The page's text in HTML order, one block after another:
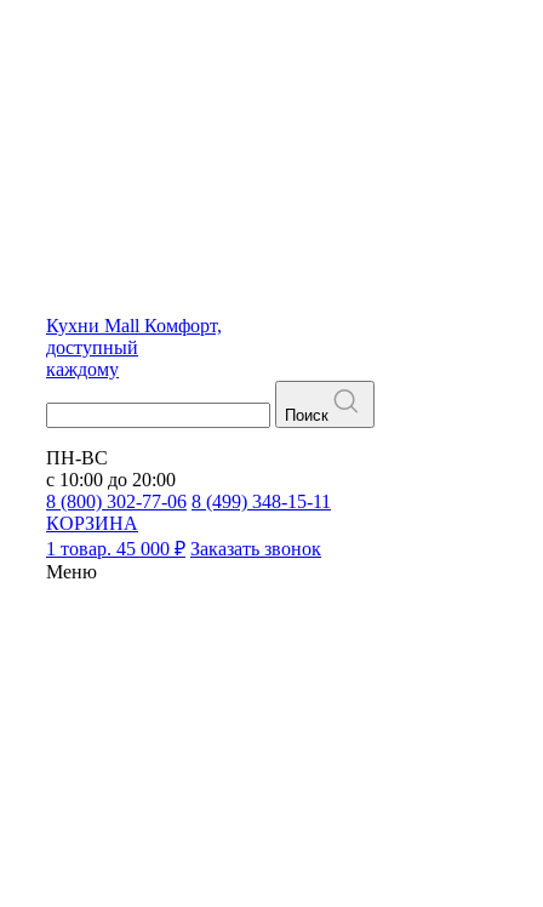
Кухни Mall Комфорт,
доступный
каждому
Поиск
ПН-ВС
с 10:00 до 20:00
8 (800) 302-77-06 8 (499) 348-15-11
КОРЗИНА
1 товар. 45 000 ₽ Заказать звонок
Меню